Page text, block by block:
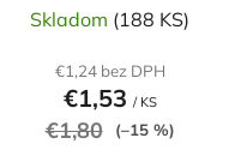
Skladom (188 KS)
€1,24 bez DPH
€1,53 / KS
€1,80 (–15 %)